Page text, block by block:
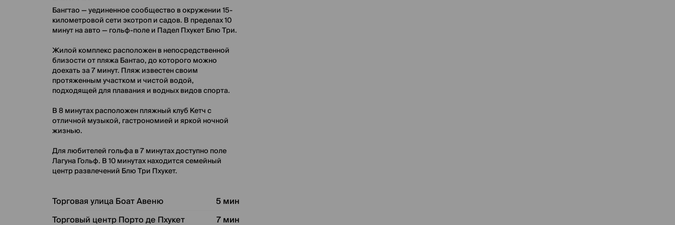
Бангтао — уединенное сообщество в окружении 15-
километровой сети экотроп и садов. В пределах 10
минут на авто — гольф-поле и Падел Пхукет Блю Три.
Жилой комплекс расположен в непосредственной
близости от пляжа Бантао, до которого можно
доехать за 7 минут. Пляж известен своим
протяженным участком и чистой водой,
подходящей для плавания и водных видов спорта.
В 8 минутах расположен пляжный клуб Кетч с
отличной музыкой, гастрономией и яркой ночной
жизнью.
Для любителей гольфа в 7 минутах доступно поле
Лагуна Гольф. В 10 минутах находится семейный
центр развлечений Блю Три Пхукет.
Торговая улица Боат Авеню
5 мин
Торговый центр Порто де Пхукет
7 мин